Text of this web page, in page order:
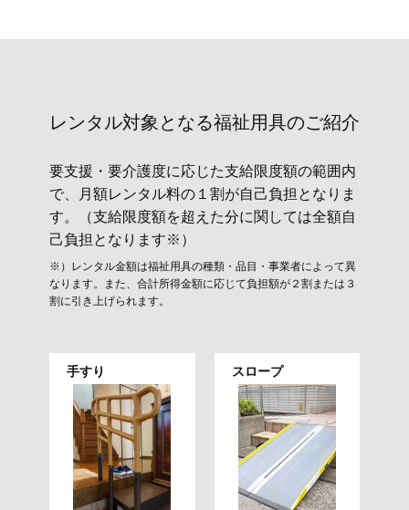
レンタル対象と​なる福祉用具のご紹介
要支援・要介護度に応じた支給限度額の範囲内
で、月額レンタル料の１割が自己負担となりま
す。（支給限度額を超えた分に関しては全額自
己負担となります※）
※）レンタル金額は福祉用具の種類・品目・事業者によって異
なります。また、合計所得金額に応じて負担額が２割または３
割に引き上げられます。
手すり スロープ